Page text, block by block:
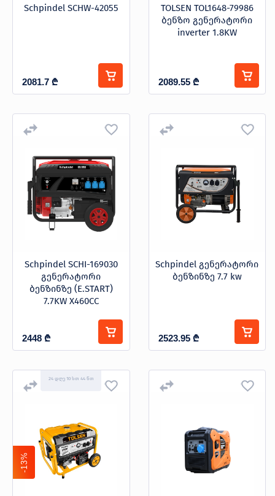
Schpindel SCHW-42055
2081.7 ₾
TOLSEN TOL1648-79986
ბენზო გენერატორი
inverter 1.8KW
2089.55 ₾
Schpindel SCHI-169030
გენერატორი
ბენზინზე (E.START)
7.7KW X460CC
2448 ₾
Schpindel გენერატორი
ბენზინზე 7.7 kw
2523.95 ₾
24 დღე 10 სთ 44 წთ
-13%